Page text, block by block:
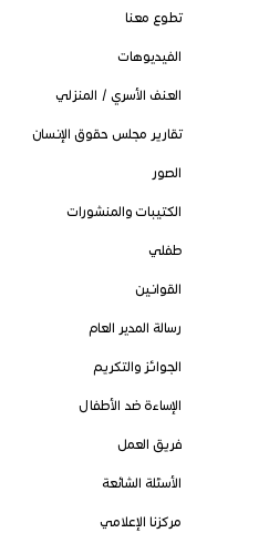
تطوع معنا
الفيديوهات
العنف الأسري / المنزلي
تقارير مجلس حقوق الإنسان
الصور
الكتيبات والمنشورات
طفلي
القوانين
رسالة المدير العام
الجوائز والتكريم
الإساءة ضد الأطفال
فريق العمل
الأسئلة الشائعة
مركزنا الإعلامي